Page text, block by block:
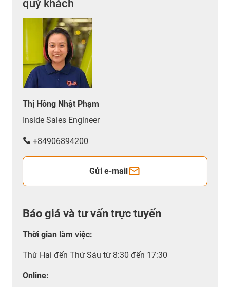
quý khách
Thị Hồng Nhật Phạm
Inside Sales Engineer
+84906894200
Gửi e-mail
Báo giá và tư vấn trực tuyến
Thời gian làm việc:
Thứ Hai đến Thứ Sáu từ 8:30 đến 17:30
Online: